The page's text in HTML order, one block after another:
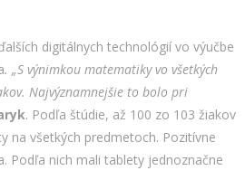
digitálnych technológií vo výučbe
. „S výnimkou matematiky vo všetkých
Najvýznamnejšie to bolo pri
. Podľa štúdie, až 100 zo 103 žiakov
na všetkých predmetoch. Pozitívne
Podľa nich mali tablety jednoznačne